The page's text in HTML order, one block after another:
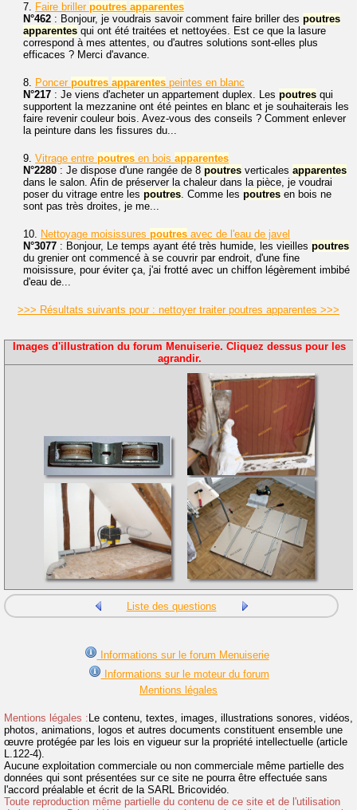
7. Faire briller poutres apparentes
N°462 : Bonjour, je voudrais savoir comment faire briller des poutres
apparentes qui ont été traitées et nettoyées. Est ce que la lasure
correspond à mes attentes, ou d'autres solutions sont-elles plus
efficaces ? Merci d'avance.
8. Poncer poutres apparentes peintes en blanc
N°217 : Je viens d'acheter un appartement duplex. Les poutres qui
supportent la mezzanine ont été peintes en blanc et je souhaiterais les
faire revenir couleur bois. Avez-vous des conseils ? Comment enlever
la peinture dans les fissures du...
9. Vitrage entre poutres en bois apparentes
N°2280 : Je dispose d'une rangée de 8 poutres verticales apparentes
dans le salon. Afin de préserver la chaleur dans la pièce, je voudrai
poser du vitrage entre les poutres. Comme les poutres en bois ne
sont pas très droites, je me...
10. Nettoyage moisissures poutres avec de l'eau de javel
N°3077 : Bonjour, Le temps ayant été très humide, les vieilles poutres
du grenier ont commencé à se couvrir par endroit, d'une fine
moisissure, pour éviter ça, j'ai frotté avec un chiffon légèrement imbibé
d'eau de...
>>> Résultats suivants pour : nettoyer traiter poutres apparentes >>>
Images d'illustration du forum Menuiserie. Cliquez dessus pour les
agrandir.
Liste des questions
Informations sur le forum Menuiserie
Informations sur le moteur du forum
Mentions légales
Mentions légales : Le contenu, textes, images, illustrations sonores, vidéos,
photos, animations, logos et autres documents constituent ensemble une
œuvre protégée par les lois en vigueur sur la propriété intellectuelle (article
L.122-4).
Aucune exploitation commerciale ou non commerciale même partielle des
données qui sont présentées sur ce site ne pourra être effectuée sans
l'accord préalable et écrit de la SARL Bricovidéo.
Toute reproduction même partielle du contenu de ce site et de l'utilisation